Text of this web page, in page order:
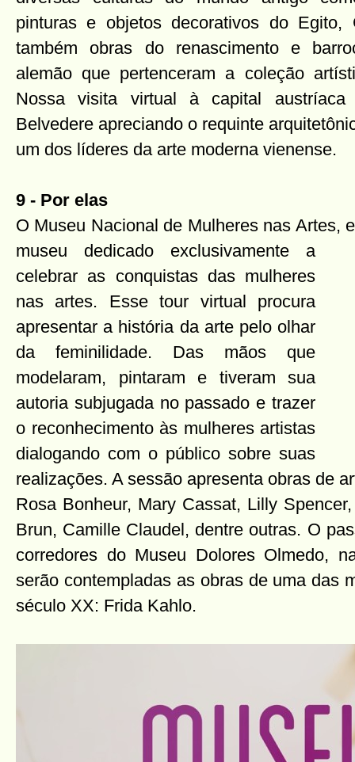
pinturas e objetos decorativos do Egito,
também obras do renascimento e
alemão que pertenceram a coleção
Nossa visita virtual à capital
Belvedere apreciando o requinte
um dos líderes da arte moderna vienense.
9 - Por elas
O Museu Nacional de Mulheres nas Artes,
museu dedicado exclusivamente a
celebrar as conquistas das mulheres
nas artes. Esse tour virtual procura
apresentar a história da arte pelo olhar
da feminilidade. Das mãos que
modelaram, pintaram e tiveram sua
autoria subjugada no passado e trazer
o reconhecimento às mulheres artistas
dialogando com o público sobre suas
realizações. A sessão apresenta obras de
Rosa Bonheur, Mary Cassat, Lilly
Brun, Camille Claudel, dentre outras. O
corredores do Museu Dolores Olmedo,
serão contempladas as obras de uma das
século XX: Frida Kahlo.